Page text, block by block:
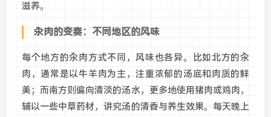
滋养。
汆肉的变奏：不同地区的风味
每个地方的汆肉方式不同，风味也各异。比如北方的汆
肉，通常是以牛羊肉为主，注重浓郁的汤底和肉质的鲜
美；而南方则偏向清淡的汤水，更多地使用猪肉或鸡肉，
辅以一些中草药材，讲究汤的清香与养生效果。每天晚上